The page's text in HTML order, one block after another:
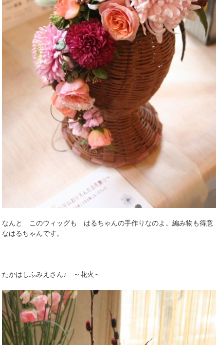
なんと このウィッグも はるちゃんの手作りなのよ。編み物も得意
なはるちゃんです。
たかはしふみえさん♪ ～花火～